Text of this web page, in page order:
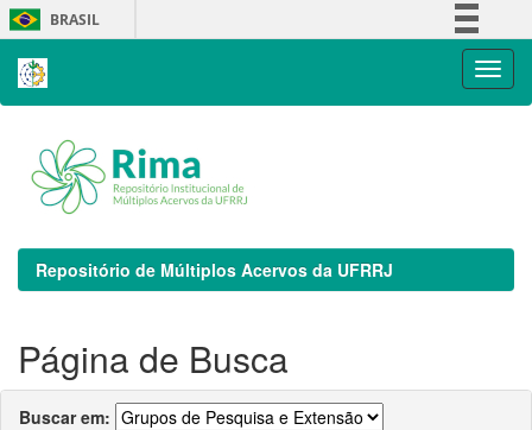
Skip
navigation
BRASIL
Repositório de Múltiplos Acervos da UFRRJ
Página de Busca
Buscar em: